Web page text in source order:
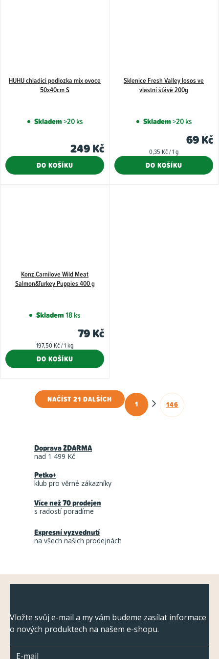
HUHU chladici podlozka mix ovoce
50x40cm S
Skladem>20 ks
249 Kč
DO KOŠÍKU
Sklenice Fresh Valley losos ve
vlastní šťávě 200g
Skladem>20 ks
69 Kč
Měrná
0,35 Kč / 1 g
DO KOŠÍKU
Konz.Carnilove Wild Meat
Salmon&Turkey Puppies 400 g
Skladem18 ks
79 Kč
Měrná
197,50 Kč / 1 kg
DO KOŠÍKU
O
a
c
r
v
y
v
p
i
s
NAČÍST 21 DALŠÍCH
S
1 146
Doprava ZDARMA
nad 1 499 Kč
Petko+
klub pro věrné zákazníky
Více než 70 prodejen
s radostí poradíme
Expresní vyzvednutí
na všech našich prodejnách
Vložte svůj e-mail a my vám budeme zasílat informace
o nových produktech na našem e-shopu.
E-mail